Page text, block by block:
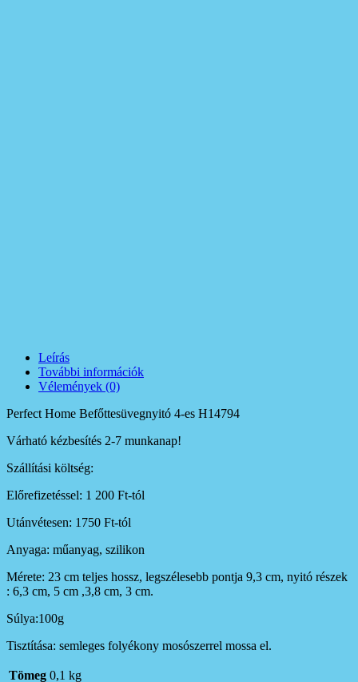
Leírás
További információk
Vélemények (0)
Perfect Home Befőttesüvegnyitó 4-es H14794
Várható kézbesítés 2-7 munkanap!
Szállítási költség:
Előrefizetéssel: 1 200 Ft-tól
Utánvétesen: 1750 Ft-tól
Anyaga: műanyag, szilikon
Mérete: 23 cm teljes hossz, legszélesebb pontja 9,3 cm, nyitó részek
: 6,3 cm, 5 cm ,3,8 cm, 3 cm.
Súlya:100g
Tisztítása: semleges folyékony mosószerrel mossa el.
Tömeg 0,1 kg